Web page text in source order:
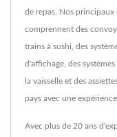
de repas. Nos
comprennent des
trains à sushi, des
d'affichage, des
la vaisselle et des
pays avec une
Avec plus de 20 ans